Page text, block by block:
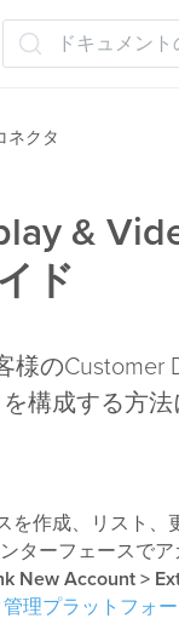
ドキュメン
ネクタ
&
ド
様のCustomer
構成する方法
を作成、リスト、
ターフェースで
New Account >
理プラットフォ